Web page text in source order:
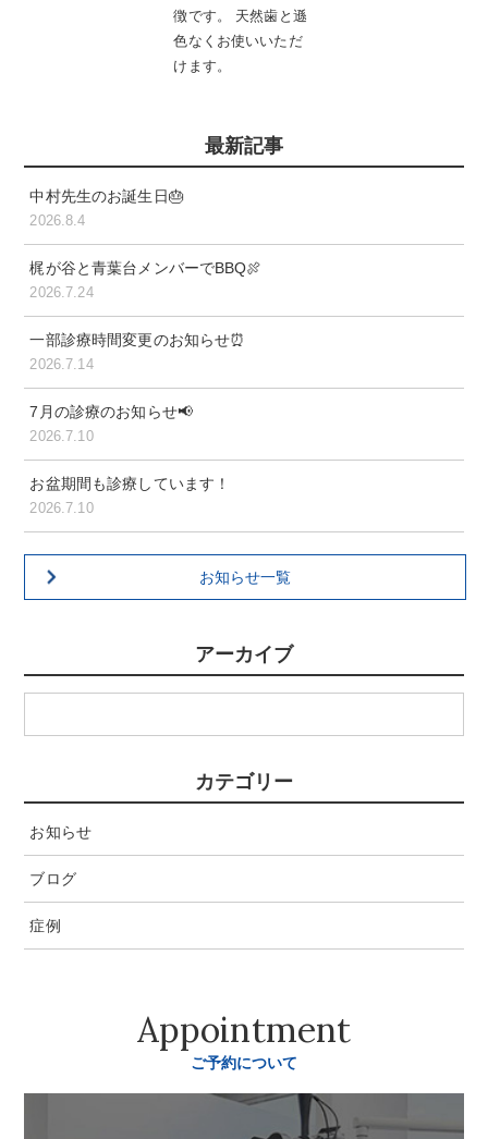
最新記事
中村先生のお誕生日🎂
2026.8.4
梶が谷と青葉台メンバーでBBQ🍖
2026.7.24
一部診療時間変更のお知らせ⏰
2026.7.14
7月の診療のお知らせ📢
2026.7.10
お盆期間も診療しています！
2026.7.10
お知らせ一覧
アーカイブ
カテゴリー
お知らせ
ブログ
症例
徴です。 天然歯と遜
色なくお使いいただ
けます。
Appointment
ご予約について